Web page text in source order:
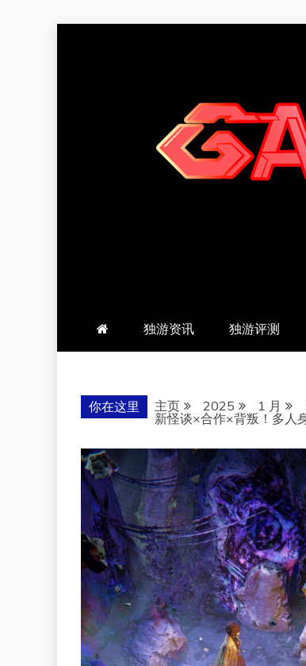
羽风手帐
独游资讯 独游评测
你在这里 主页 2025 1 月
新怪谈×合作×背叛！多人